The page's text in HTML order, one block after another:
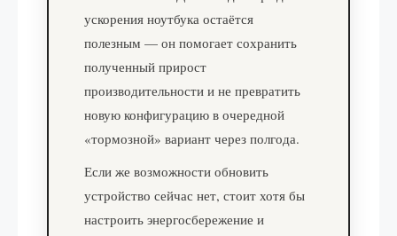
ускорения ноутбука остаётся
полезным — он помогает сохранить
полученный прирост
производительности и не превратить
новую конфигурацию в очередной
«тормозной» вариант через полгода.
Если же возможности обновить
устройство сейчас нет, стоит хотя бы
настроить энергосбережение и